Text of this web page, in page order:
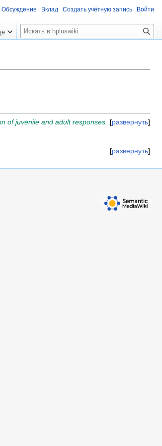
развернуть
of juvenile and adult responses.
развернуть
Обсуждение Вклад Создать учётную запись Войти
П
о
к